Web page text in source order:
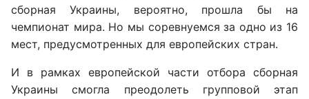
сборная Украины, вероятно, прошла бы на
чемпионат мира. Но мы соревнуемся за одно из 16
мест, предусмотренных для европейских стран.
И в рамках европейской части отбора сборная
Украины смогла преодолеть групповой этап